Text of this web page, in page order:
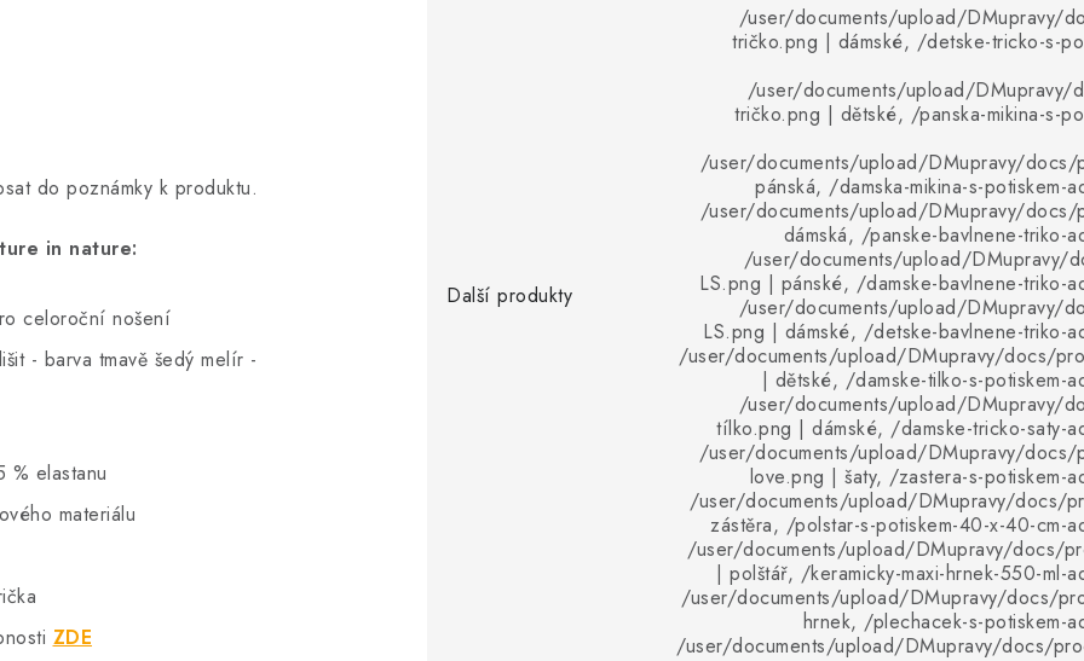
do poznámky k produktu.
in nature:
celoroční nošení
- barva tmavě šedý melír -
% elastanu
materiálu
ZDE
Další produkty
/user/documents/upload/DMupravy/
tričko.png | dámské, /detske-tricko-s-
/user/documents/upload/DMupravy/
tričko.png | dětské, /panska-mikina-s-
/user/documents/upload/DMupravy/docs/
pánská, /damska-mikina-s-potiskem-
/user/documents/upload/DMupravy/docs/
dámská, /panske-bavlnene-triko-
/user/documents/upload/DMupravy/
LS.png | pánské, /damske-bavlnene-triko-
/user/documents/upload/DMupravy/
LS.png | dámské, /detske-bavlnene-triko-
/user/documents/upload/DMupravy/docs/
| dětské, /damske-tilko-s-potiskem-
/user/documents/upload/DMupravy/
tílko.png | dámské, /damske-tricko-saty-
/user/documents/upload/DMupravy/docs/
love.png | šaty, /zastera-s-potiskem-
/user/documents/upload/DMupravy/docs/
zástěra, /polstar-s-potiskem-40-x-40-cm-
/user/documents/upload/DMupravy/docs/
| polštář, /keramicky-maxi-hrnek-550-ml-
/user/documents/upload/DMupravy/docs/
hrnek, /plechacek-s-potiskem-
/user/documents/upload/DMupravy/docs/